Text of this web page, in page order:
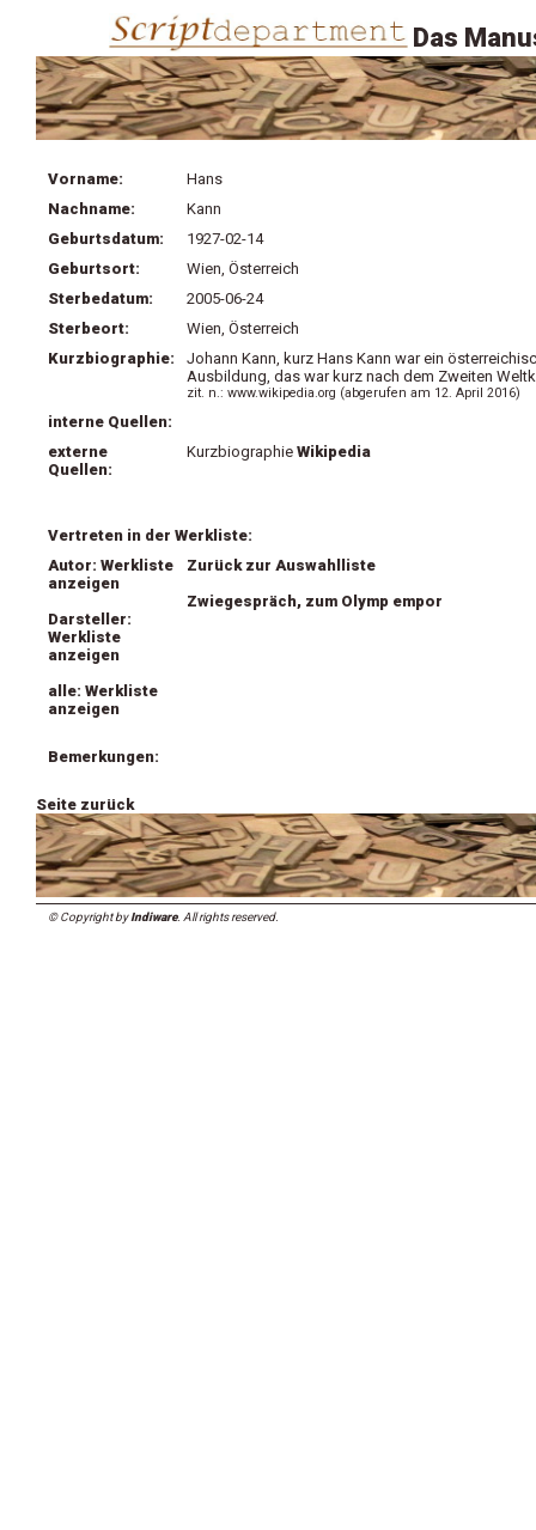
Das
Vorname:
Hans
Nachname:
Kann
Geburtsdatum:
1927-02-14
Geburtsort:
Wien, Österreich
Sterbedatum:
2005-06-24
Sterbeort:
Wien, Österreich
Kurzbiographie:
Johann Kann, kurz Hans Kann war ein
Ausbildung, das war kurz nach dem Zweiten
zit. n.: www.wikipedia.org (abgerufen am 12. April 2016)
interne Quellen:
externe
Quellen:
Kurzbiographie Wikipedia
Vertreten in der Werkliste:
Autor: Werkliste
anzeigen
Darsteller:
Werkliste
anzeigen
alle: Werkliste
anzeigen
Zurück zur Auswahlliste
Zwiegespräch, zum Olymp empor
Bemerkungen:
Seite zurück
© Copyright byIndiware. All rights reserved.